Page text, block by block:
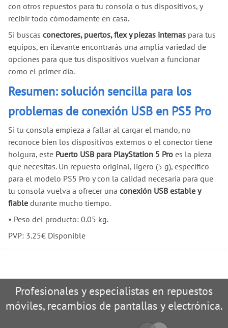
con otros repuestos para tu consola o tus dispositivos, y
recibir todo cómodamente en casa.
Si buscas conectores, puertos, flex y piezas internas para tus
equipos, en iLevante encontrarás una amplia variedad de
opciones para que tus dispositivos vuelvan a funcionar
como el primer día.
Resumen: solución sencilla para los
problemas de conexión USB en PS5 Pro
Si tu consola empieza a fallar al cargar el mando, no
reconoce bien los dispositivos externos o el conector tiene
holgura, este Puerto USB para PlayStation 5 Pro es la pieza
que necesitas. Un repuesto original, ligero (5 g), específico
para el modelo PS5 Pro y con la calidad necesaria para que
tu consola vuelva a ofrecer una conexión USB estable y
fiable durante mucho tiempo.
• Peso del producto: 0.05 kg.
PVP: 3.25€ Disponible
Profesionales y especialistas en repuestos
móviles, recambios de pantallas y electrónica.